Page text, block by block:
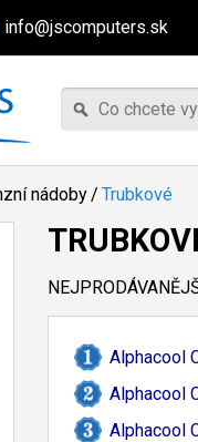
info@jscomputers.sk
nádoby/ Trubkové
Alphacool
Alphacool
Alphacool